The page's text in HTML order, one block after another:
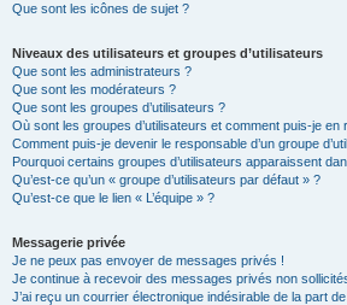
Que sont les icônes de sujet ?
Niveaux des utilisateurs et groupes d’utilisateurs
Que sont les administrateurs ?
Que sont les modérateurs ?
Que sont les groupes d’utilisateurs ?
Où sont les groupes d’utilisateurs et comment puis-je en
Comment puis-je devenir le responsable d’un groupe
Pourquoi certains groupes d’utilisateurs apparaissent
Qu’est-ce qu’un « groupe d’utilisateurs par défaut » ?
Qu’est-ce que le lien « L’équipe » ?
Messagerie privée
Je ne peux pas envoyer de messages privés !
Je continue à recevoir des messages privés non
J’ai reçu un courrier électronique indésirable de la part